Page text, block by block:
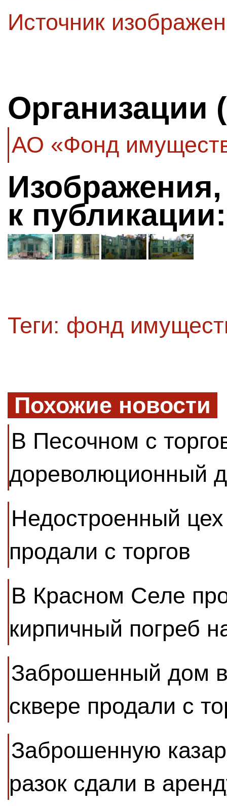
Источник
Организации
АО «Фонд
к публикации:
Теги: фонд
Похожие новости
В Песочном с
дореволюционный
Недостроенный
продали с торгов
В Красном Селе
кирпичный погреб
Заброшенный дом
сквере продали с
Заброшенную
разок сдали в